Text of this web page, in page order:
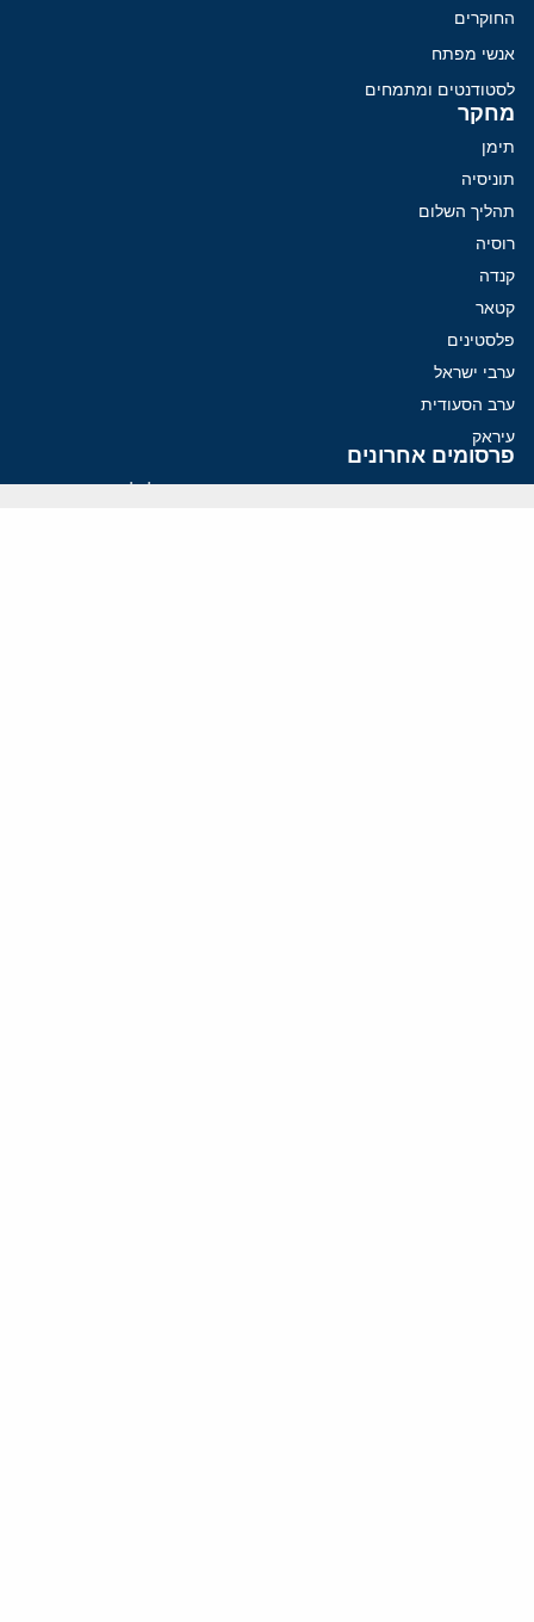
החוקרים
אנשי מפתח
לסטודנטים ומתמחים
מחקר
תימן
תוניסיה
תהליך השלום
רוסיה
קנדה
קטאר
פלסטינים
ערבי ישראל
ערב הסעודית
עיראק
פרסומים אחרונים
איראן מסמנת התקדמות בהורמוז, הקיצונים מנסים לבלום